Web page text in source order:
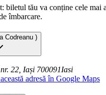
biletul tău va conține cele mai
îmbarcare.
Codreanu )
22, Iași 700091Iasi
adresă în Google Maps